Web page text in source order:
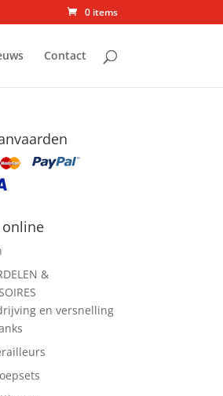
0 items
Contact
online
&
en versnelling